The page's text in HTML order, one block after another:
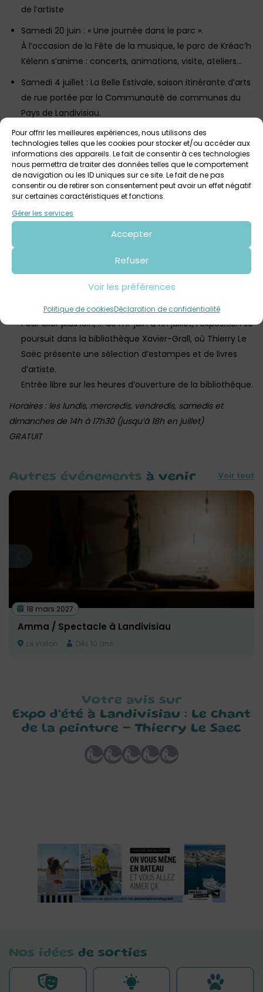
Pour offrir les meilleures expériences, nous utilisons des
technologies telles que les cookies pour stocker et/ou accéder aux
informations des appareils. Le fait de consentir à ces technologies
nous permettra de traiter des données telles que le comportement
de navigation ou les ID uniques sur ce site. Le fait de ne pas
consentir ou de retirer son consentement peut avoir un effet négatif
sur certaines caractéristiques et fonctions.
Gérer les services
Accepter
Refuser
Voir les préférences
Politique de cookiesDéclaration de confidentialité
de l’artiste
Samedi 20 juin : « Une journée dans le parc ».
À l’occasion de la Fête de la musique, le parc de Kréac’h
Kélenn s’anime : concerts, animations, visite, ateliers…
Samedi 4 juillet : La Belle Estivale, saison itinérante d’arts
de rue portée par la Communauté de communes du
Pays de Landivisiau.
Des spectacles, concerts, ateliers, … toute la journée
autour du Pôle culturel et du Parc de Kréac’h Kélenn,
avec :
-à 11h : présentation de la saison culturelle 2026-2027 à
la Bibliothèque Xavier-Grall.
Saëc.
Ouvert à tous – sans réservation
Dimanche 5 juillet à 10h : rencontre autour du livre
d’artiste animée par Thierry Le Saëc, au Pôle culturel.
Gratuit. Sur inscription au 02.98.68.67.63 ou
Pour aller plus loin, … de mi-juin à fin juillet, l’exposition se
poursuit dans la bibliothèque Xavier-Grall, où Thierry Le
Saëc présente une sélection d’estampes et de livres
d’artiste.
Entrée libre sur les heures d’ouverture de la bibliothèque.
Horaires : les lundis, mercredis, vendredis, samedis et
dimanches de 14h à 17h30 (jusqu’à 18h en juillet)
GRATUIT
Autres événements à venir Voir tout
18 mars 2027
Amma / Spectacle à Landivisiau
Le Vallon Dès 10 ans
Votre avis sur
Expo d’été à Landivisiau : Le chant
de la peinture – Thierry Le Saec
Nos idées de sorties